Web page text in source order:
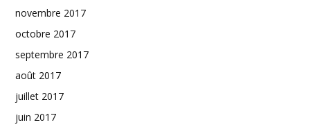
novembre 2017
octobre 2017
septembre 2017
août 2017
juillet 2017
juin 2017